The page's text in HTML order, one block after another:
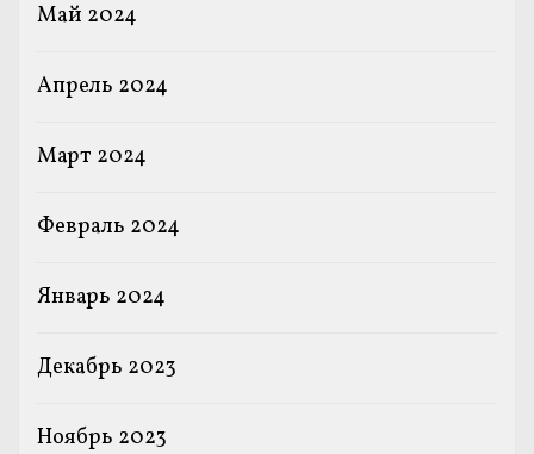
Май 2024
Апрель 2024
Март 2024
Февраль 2024
Январь 2024
Декабрь 2023
Ноябрь 2023